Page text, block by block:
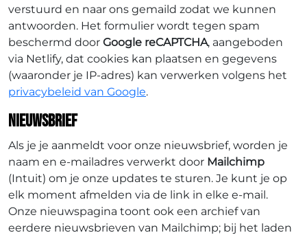
verstuurd en naar ons gemaild zodat we kunnen
antwoorden. Het formulier wordt tegen spam
beschermd door Google reCAPTCHA, aangeboden
via Netlify, dat cookies kan plaatsen en gegevens
(waaronder je IP-adres) kan verwerken volgens het
privacybeleid van Google.
Nieuwsbrief
Als je je aanmeldt voor onze nieuwsbrief, worden je
naam en e-mailadres verwerkt door Mailchimp
(Intuit) om je onze updates te sturen. Je kunt je op
elk moment afmelden via de link in elke e-mail.
Onze nieuwspagina toont ook een archief van
eerdere nieuwsbrieven van Mailchimp; bij het laden